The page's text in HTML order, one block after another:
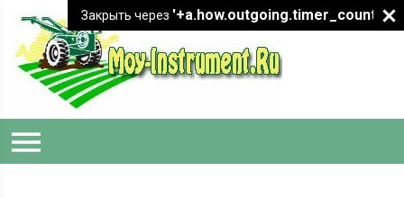
Закрыть через '+a.how.outgoing.timer_count+"